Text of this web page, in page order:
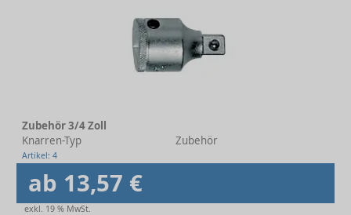
Zubehör 3/4 Zoll
Knarren-Typ
Zubehör
Artikel: 4
ab 13,57 €
exkl. 19 % MwSt.